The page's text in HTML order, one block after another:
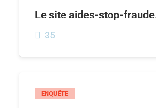
Le site aides-stop-
35
ENQUÊTE